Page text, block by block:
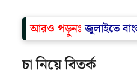
আরও পড়ুনঃজুলাইতে
চা নিয়ে বিতর্ক